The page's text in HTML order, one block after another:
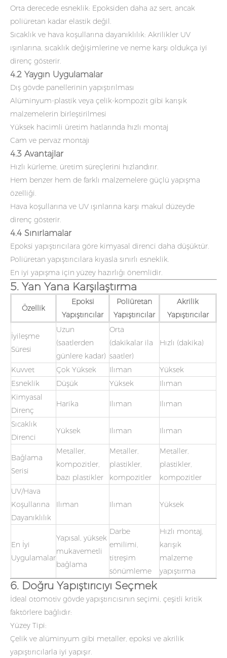
Orta derecede esneklik: Epoksiden daha az sert, ancak
poliüretan kadar elastik değil.
Sıcaklık ve hava koşullarına dayanıklılık: Akrilikler UV
ışınlarına, sıcaklık değişimlerine ve neme karşı oldukça iyi
direnç gösterir.
4.2 Yaygın Uygulamalar
Dış gövde panellerinin yapıştırılması
Alüminyum-plastik veya çelik-kompozit gibi karışık
malzemelerin birleştirilmesi
Yüksek hacimli üretim hatlarında hızlı montaj
Cam ve pervaz montajı
4.3 Avantajlar
Hızlı kürleme, üretim süreçlerini hızlandırır.
Hem benzer hem de farklı malzemelere güçlü yapışma
özelliği.
Hava koşullarına ve UV ışınlarına karşı makul düzeyde
direnç gösterir.
4.4 Sınırlamalar
Epoksi yapıştırıcılara göre kimyasal direnci daha düşüktür.
Poliüretan yapıştırıcılara kıyasla sınırlı esneklik.
En iyi yapışma için yüzey hazırlığı önemlidir.
5. Yan Yana Karşılaştırma
Özellik
Epoksi
Yapıştırıcılar
Poliüretan
Yapıştırıcılar
Akrilik
Yapıştırıcılar
İyileşme
Süresi
Uzun
(saatlerden
günlere kadar)
Orta
(dakikalar ila
saatler)
Hızlı (dakika)
Kuvvet Çok Yüksek Ilıman
Yüksek
Esneklik
Düşük Yüksek
Ilıman
Kimyasal
Direnç
Harika Ilıman Ilıman
Sıcaklık
Direnci
Yüksek Ilıman Ilıman
Bağlama
Serisi
Metaller,
kompozitler,
bazı plastikler
Metaller,
plastikler,
kompozitler
Metaller,
plastikler,
kompozitler
UV/Hava
Koşullarına
Dayanıklılık
Ilıman Ilıman Yüksek
En İyi
Uygulamalar
Yapısal, yüksek
mukavemetli
bağlama
Darbe
emilimi,
titreşim
sönümleme
Hızlı montaj,
karışık
malzeme
yapıştırma
6. Doğru Yapıştırıcıyı Seçmek
İdeal otomotiv gövde yapıştırıcısının seçimi, çeşitli kritik
faktörlere bağlıdır:
Yüzey Tipi:
Çelik ve alüminyum gibi metaller, epoksi ve akrilik
yapıştırıcılarla iyi yapışır.